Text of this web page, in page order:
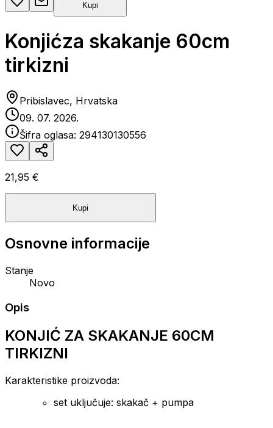
Kupi
Konjićza skakanje 60cm
tirkizni
Pribislavec, Hrvatska
09. 07. 2026.
Šifra oglasa: 294130130556
21,95 €
Kupi
Osnovne informacije
Stanje
Novo
Opis
KONJIĆ ZA SKAKANJE 60CM
TIRKIZNI
Karakteristike proizvoda:
set uključuje: skakač + pumpa